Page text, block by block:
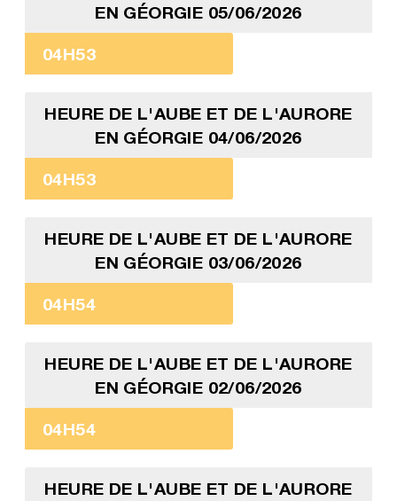
EN GÉORGIE 05/06/2026
04H53
HEURE DE L'AUBE ET DE L'AURORE
EN GÉORGIE 04/06/2026
04H53
HEURE DE L'AUBE ET DE L'AURORE
EN GÉORGIE 03/06/2026
04H54
HEURE DE L'AUBE ET DE L'AURORE
EN GÉORGIE 02/06/2026
04H54
HEURE DE L'AUBE ET DE L'AURORE